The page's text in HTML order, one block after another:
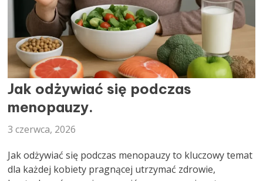
DIETETYK
Jak odżywiać się podczas
menopauzy.
3 czerwca, 2026
Jak odżywiać się podczas menopauzy to kluczowy temat
dla każdej kobiety pragnącej utrzymać zdrowie,